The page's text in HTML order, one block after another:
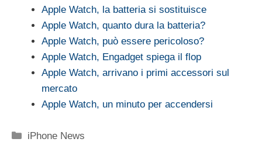
Apple Watch, la batteria si sostituisce
Apple Watch, quanto dura la batteria?
Apple Watch, può essere pericoloso?
Apple Watch, Engadget spiega il flop
Apple Watch, arrivano i primi accessori sul
mercato
Apple Watch, un minuto per accendersi
Categorie
iPhone News